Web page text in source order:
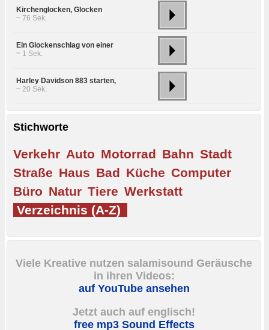
Kirchenglocken, Glocken
~ 76 Sek.
Ein Glockenschlag von einer
~ 1 Sek.
Harley Davidson 883 starten,
~ 20 Sek.
Stichworte
Verkehr Auto Motorrad Bahn Stadt
Straße Haus Bad Küche Computer
Büro Natur Tiere Werkstatt
Verzeichnis (A-Z)
Viele Kreative nutzen salamisound Geräusche
in ihren Videos:
auf YouTube ansehen
Jetzt auch auf englisch!
free mp3 Sound Effects